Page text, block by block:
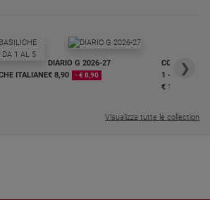
ITALIANE
DIARIO G 2026-27
€ 8,90
- € 8,90
COLLANA
1 - 2
€ 18,50
❯
Visualizza tutte le collection